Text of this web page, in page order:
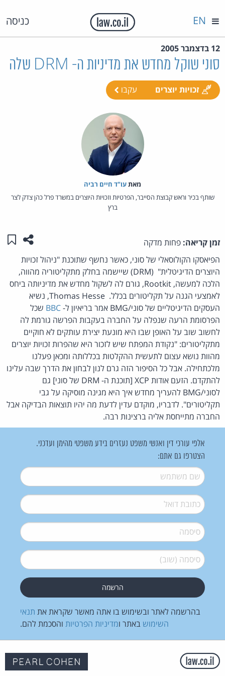
כניסה EN
12 בדצמבר 2005
סוני שוקל מחדש את מדיניות ה- DRM שלה
זכויות יוצרים עקבו
מאת‏עו"ד חיים רביה
שותף בכיר וראש קבוצת הסייבר, הפרטיות וזכויות היוצרים במשרד פרל כהן צדק לצר
ברץ
זמן קריאה: פחות מדקה שתפו
הפיאסקו הקולוסאלי של סוני, כאשר נחשף שתוכנת "ניהול זכויות
היוצרים הדיגיטלית" (DRM) שיישמה בחלק מתקליטוריה מהווה,
הלכה למעשה, Rootkit, גורם לה לשקול מחדש את מדיניותה ביחס
לאמצעי הגנה על תקליטורים בכלל. Thomas Hesse, נשיא
העסקים הדיגיטליים של סוני/BMG אמר בריאיון ל-
BBC שכל
הפרסומת הרעה שנפלה על החברה בעקבות הפרשה גורמת לה
לחשוב שוב על האופן שבו היא מונעת יצירת עותקים לא חוקיים
מתקליטורים: "נקודת המפתח שיש לזכור היא שהפרות זכויות יוצרים
מהוות נושא עצום לתעשית ההקלטות בכללותה ומכאן פעלנו
מלכתחילה. אבל כל הסיפור הזה גרם לנון לבחון את הדרך שבה עלינו
להתקדם. הזעם אודות XCP [תוכנת ה- DRM של סוני] גם
לסוני/BMG להעריך מחדש איך היא מגינה מוסיקה על גבי
תקליטורים". לדבריו, מוקדם עדין לדעת מה יהיו תוצאות הבדיקה אבל
החברה מתייחסת אליה ברצינות רבה.
אלפי עורכי דין ואנשי משפט נעזרים בידע משפטי מהימן ועדכני.
הצטרפו גם אתם:
שם משתמש*
דואל*
סיסמה*
סיסמה (שוב)*
בהרשמה לאתר ובשימוש בו אתה מאשר שקראת את תנאי
השימוש באתר ומדיניות הפרטיות והסכמת להם.